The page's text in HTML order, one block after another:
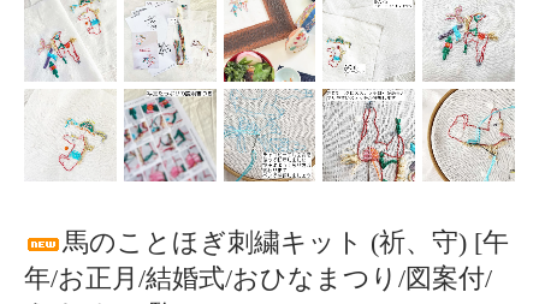
馬のことほぎ刺繍キット (祈、守) [午
年/お正月/結婚式/おひなまつり/図案付/